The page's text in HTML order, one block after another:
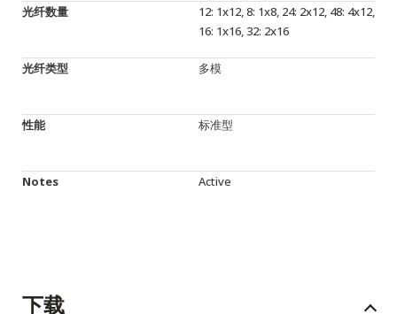
光纤数量
12: 1x12, 8: 1x8, 24: 2x12, 48: 4x12,
16: 1x16, 32: 2x16
光纤类型 多模
性能 标准型
Notes Active
下载